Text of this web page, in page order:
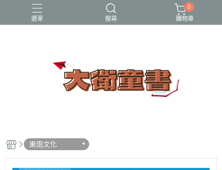
選單 搜尋
小牛頓科學讚 百科
0
購物車
東雨文化